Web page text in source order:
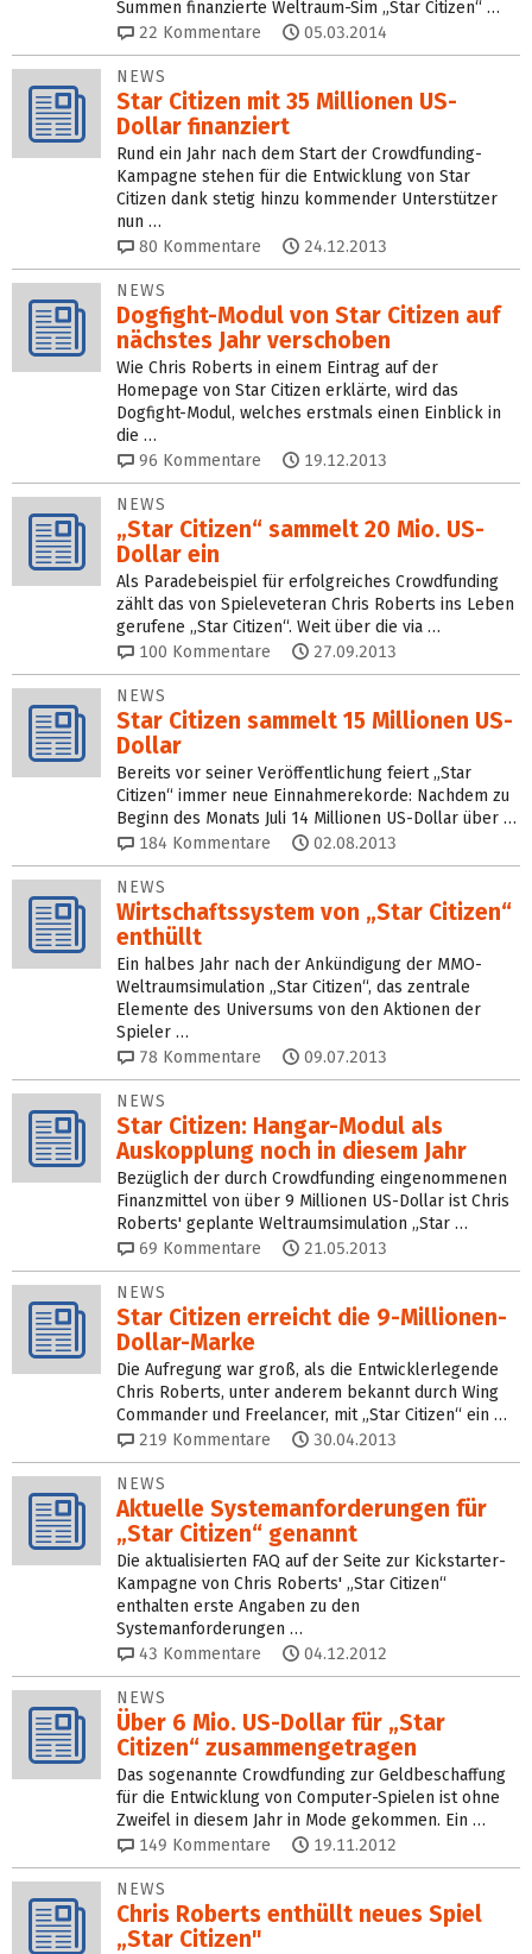
Summen finanzierte Weltraum-Sim „Star Citizen“ …
22 Kommentare 05.03.2014
NEWS
Star Citizen mit 35 Millionen US-
Dollar finanziert
Rund ein Jahr nach dem Start der Crowdfunding-
Kampagne stehen für die Entwicklung von Star
Citizen dank stetig hinzu kommender Unterstützer
nun …
80 Kommentare 24.12.2013
NEWS
Dogfight-Modul von Star Citizen auf
nächstes Jahr verschoben
Wie Chris Roberts in einem Eintrag auf der
Homepage von Star Citizen erklärte, wird das
Dogfight-Modul, welches erstmals einen Einblick in
die …
96 Kommentare 19.12.2013
NEWS
„Star Citizen“ sammelt 20 Mio. US-
Dollar ein
Als Paradebeispiel für erfolgreiches Crowdfunding
zählt das von Spieleveteran Chris Roberts ins Leben
gerufene „Star Citizen“. Weit über die via …
100 Kommentare 27.09.2013
NEWS
Star Citizen sammelt 15 Millionen US-
Dollar
Bereits vor seiner Veröffentlichung feiert „Star
Citizen“ immer neue Einnahmerekorde: Nachdem zu
Beginn des Monats Juli 14 Millionen US-Dollar über …
184 Kommentare 02.08.2013
NEWS
Wirtschaftssystem von „Star Citizen“
enthüllt
Ein halbes Jahr nach der Ankündigung der MMO-
Weltraumsimulation „Star Citizen“, das zentrale
Elemente des Universums von den Aktionen der
Spieler …
78 Kommentare 09.07.2013
NEWS
Star Citizen: Hangar-Modul als
Auskopplung noch in diesem Jahr
Bezüglich der durch Crowdfunding eingenommenen
Finanzmittel von über 9 Millionen US-Dollar ist Chris
Roberts' geplante Weltraumsimulation „Star …
69 Kommentare 21.05.2013
NEWS
Star Citizen erreicht die 9-Millionen-
Dollar-Marke
Die Aufregung war groß, als die Entwicklerlegende
Chris Roberts, unter anderem bekannt durch Wing
Commander und Freelancer, mit „Star Citizen“ ein …
219 Kommentare 30.04.2013
NEWS
Aktuelle Systemanforderungen für
„Star Citizen“ genannt
Die aktualisierten FAQ auf der Seite zur Kickstarter-
Kampagne von Chris Roberts' „Star Citizen“
enthalten erste Angaben zu den
Systemanforderungen …
43 Kommentare 04.12.2012
NEWS
Über 6 Mio. US-Dollar für „Star
Citizen“ zusammengetragen
Das sogenannte Crowdfunding zur Geldbeschaffung
für die Entwicklung von Computer-Spielen ist ohne
Zweifel in diesem Jahr in Mode gekommen. Ein …
149 Kommentare 19.11.2012
NEWS
Chris Roberts enthüllt neues Spiel
„Star Citizen"